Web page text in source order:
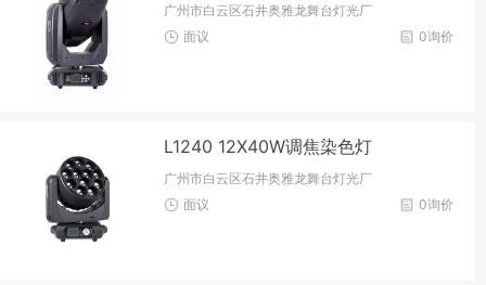
广州市白云区石井奥雅龙舞台灯光厂
0询价
面议
L1240 12X40W调焦染色灯
广州市白云区石井奥雅龙舞台灯光厂
0询价
面议